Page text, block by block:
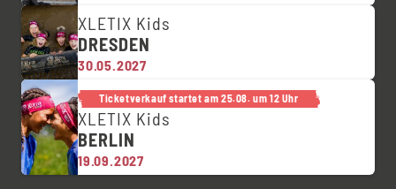
XLETIX Kids
DRESDEN
30.05.2027
Ticketverkauf startet am 25.08. um 12 Uhr
XLETIX Kids
BERLIN
19.09.2027